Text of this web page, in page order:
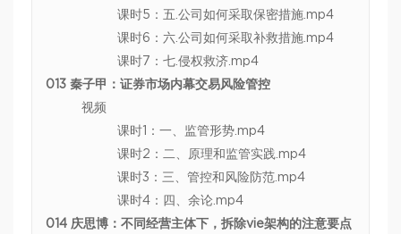
课时5：五.公司如何采取保密措施.mp4
课时6：六.公司如何采取补救措施.mp4
课时7：七.侵权救济.mp4
013 秦子甲：证券市场内幕交易风险管控
视频
课时1：一、监管形势.mp4
课时2：二、原理和监管实践.mp4
课时3：三、管控和风险防范.mp4
课时4：四、余论.mp4
014 庆思博：不同经营主体下，拆除vie架构的注意要点